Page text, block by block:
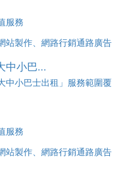
行社銷售，全面優惠中....
服務
站製作、網路行銷通路廣告
社銷售，全面優惠中....
中小巴...
中小巴士出租」服務範圍覆
服務
站製作、網路行銷通路廣告
行社銷售，全面優惠中....